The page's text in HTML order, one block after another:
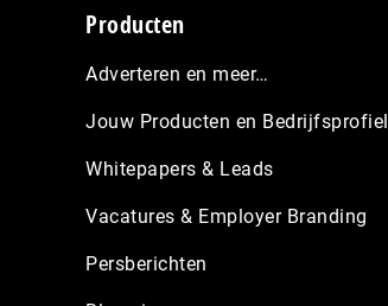
Producten
Adverteren en meer…
Jouw Producten en Bedrijfsprofiel
Whitepapers & Leads
Vacatures & Employer Branding
Persberichten